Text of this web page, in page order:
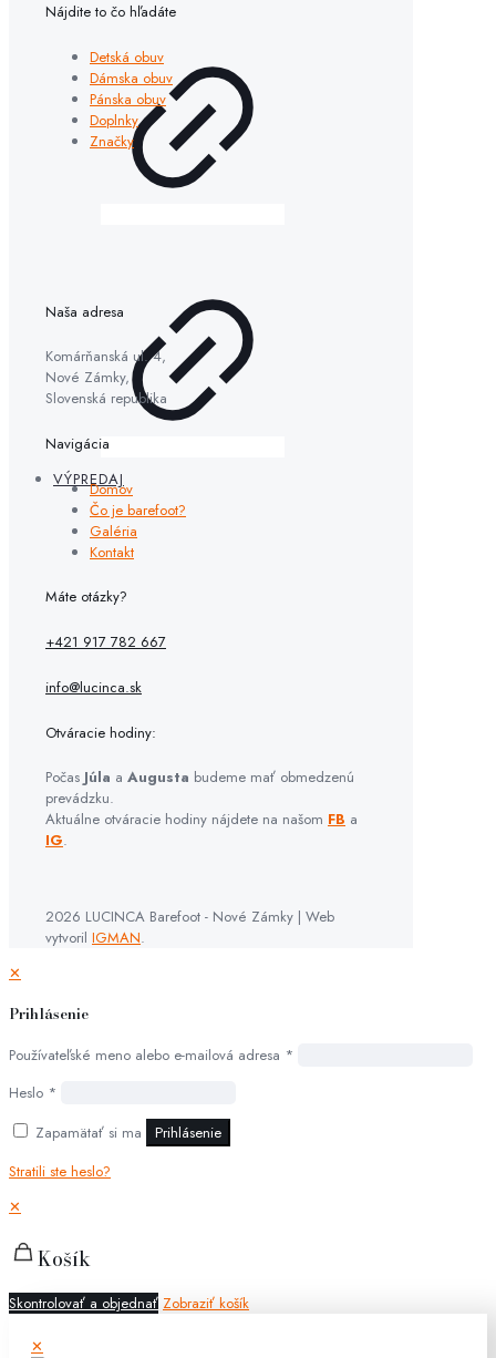
VÝPREDAJ
Nájdite to čo hľadáte
Detská obuv
Dámska obuv
Pánska obuv
Doplnky
Značky
Naša adresa
Komárňanská ul. 4,
Nové Zámky,
Slovenská republika
Navigácia
Domov
Čo je barefoot?
Galéria
Kontakt
Máte otázky?
+421 917 782 667
info@lucinca.sk
Otváracie hodiny:
Počas Júla a Augusta budeme mať obmedzenú
prevádzku.
Aktuálne otváracie hodiny nájdete na našom FB a
IG.
2026 LUCINCA Barefoot - Nové Zámky | Web
vytvoril IGMAN.
✕
Prihlásenie
Používateľské meno alebo e-mailová adresa *
Heslo *
Zapamätať si ma
Prihlásenie
Stratili ste heslo?
✕
Košík
Skontrolovať a objednať Zobraziť košík
✕